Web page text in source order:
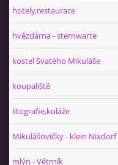
hotely,restaurace
hvězdárna - sternwarte
kostel Svatého Mikuláše
koupaliště
litografie,koláže
Mikulášovičky - klein Nixdorf
mlýn - Větrník